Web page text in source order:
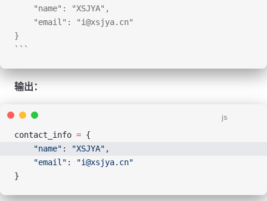
    "name": "XSJYA",
    "email": "i@xsjya.cn"
}
```
输出：
js
contact_info = {
    "name"
: "XSJYA" ,
    "email"
:
"i@xsjya.cn"
}